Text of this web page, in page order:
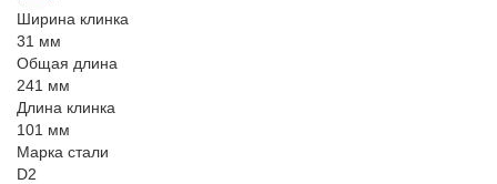
Ширина клинка
31 мм
Общая длина
241 мм
Длина клинка
101 мм
Марка стали
D2